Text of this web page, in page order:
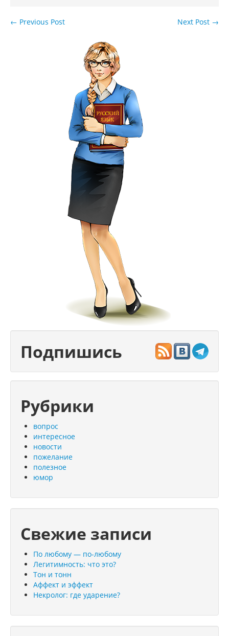
Next Post →
← Previous Post
Подпишись
Рубрики
вопрос
интересное
новости
пожелание
полезное
юмор
Свежие записи
По любому — по-любому
Легитимность: что это?
Тон и тонн
Аффект и эффект
Некролог: где ударение?